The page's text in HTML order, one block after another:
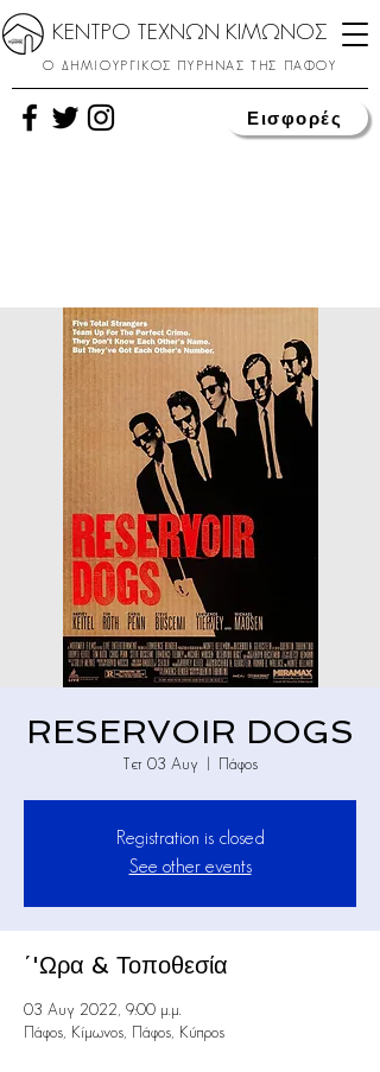
ΚΕΝΤΡΟ ΤΕΧΝΩΝ ΚΙΜΩΝΟΣ
Ο ΔΗΜΙΟΥΡΓΙΚΟΣ ΠΥΡΗΝΑΣ ΤΗΣ ΠΑΦΟΥ
Εισφορές
RESERVOIR DOGS
Τετ 03 Αυγ Πάφος
Registration is closed
See other events
΄'Ωρα & Τοποθεσία
03 Αυγ 2022, 9:00 μ.μ.
Πάφος, Κίμωνος, Πάφος, Κύπρος